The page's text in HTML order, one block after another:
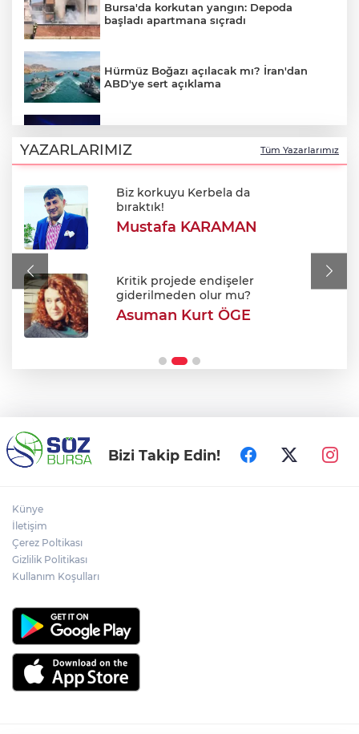
Bursa'da korkutan yangın: Depoda
başladı apartmana sıçradı
Hürmüz Boğazı açılacak mı? İran'dan
ABD'ye sert açıklama
heyecanı: Işıklar sönecek!
700. yıl coşkusu Keles'i sardı: Dev
şenlikte unutulmaz gün!
Bursa’da Sunroof’lu cami ilgi odağı oldu!
YAZARLARIMIZ Tüm Yazarlarımız
Biz korkuyu Kerbela da
bıraktık!
Mustafa KARAMAN
Kritik projede endişeler
giderilmeden olur mu?
Asuman Kurt ÖGE
Bizi Takip Edin!
Künye
İletişim
Çerez Poltikası
Gizlilik Politikası
Kullanım Koşulları